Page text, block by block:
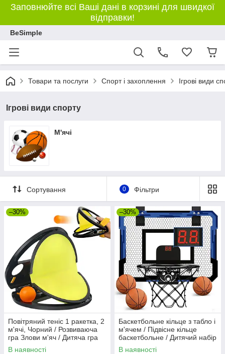
Заповнюйте всі Ваші дані в корзині для швидкої
відправки!
BeSimple
Товари та послуги Спорт і захоплення Ігрові види
Ігрові види спорту
М'ячі
Сортування 0 Фільтри
–30%
Повітряний теніс 1 ракетка, 2
м'ячі, Чорний / Розвиваюча
гра Злови м'яч / Дитяча гра
кидай лови м'яч
В наявності
–30%
Баскетбольне кільце з табло і
м'ячем / Підвісне кільце
баскетбольне / Дитячий набір
для гри в баскетбол
В наявності